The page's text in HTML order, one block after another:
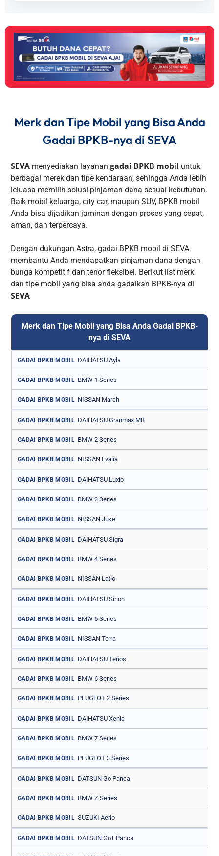
Merk dan Tipe Mobil yang Bisa Anda
Gadai BPKB-nya di SEVA
SEVA menyediakan layanan gadai BPKB mobil untuk
berbagai merek dan tipe kendaraan, sehingga Anda lebih
leluasa memilih solusi pinjaman dana sesuai kebutuhan.
Baik mobil keluarga, city car, maupun SUV, BPKB mobil
Anda bisa dijadikan jaminan dengan proses yang cepat,
aman, dan terpercaya.
Dengan dukungan Astra, gadai BPKB mobil di SEVA
membantu Anda mendapatkan pinjaman dana dengan
bunga kompetitif dan tenor fleksibel. Berikut list merk
dan tipe mobil yang bisa anda gadaikan BPKB-nya di
SEVA
Merk dan Tipe Mobil yang Bisa Anda Gadai BPKB-
nya di SEVA
GADAI BPKB MOBIL DAIHATSU Ayla
GADAI BPKB MOBIL BMW 1 Series
GADAI BPKB MOBIL NISSAN March
GADAI BPKB MOBIL DAIHATSU Granmax MB
GADAI BPKB MOBIL BMW 2 Series
GADAI BPKB MOBIL NISSAN Evalia
GADAI BPKB MOBIL DAIHATSU Luxio
GADAI BPKB MOBIL BMW 3 Series
GADAI BPKB MOBIL NISSAN Juke
GADAI BPKB MOBIL DAIHATSU Sigra
GADAI BPKB MOBIL BMW 4 Series
GADAI BPKB MOBIL NISSAN Latio
GADAI BPKB MOBIL DAIHATSU Sirion
GADAI BPKB MOBIL BMW 5 Series
GADAI BPKB MOBIL NISSAN Terra
GADAI BPKB MOBIL DAIHATSU Terios
GADAI BPKB MOBIL BMW 6 Series
GADAI BPKB MOBIL PEUGEOT 2 Series
GADAI BPKB MOBIL DAIHATSU Xenia
GADAI BPKB MOBIL BMW 7 Series
GADAI BPKB MOBIL PEUGEOT 3 Series
GADAI BPKB MOBIL DATSUN Go Panca
GADAI BPKB MOBIL BMW Z Series
GADAI BPKB MOBIL SUZUKI Aerio
GADAI BPKB MOBIL DATSUN Go+ Panca